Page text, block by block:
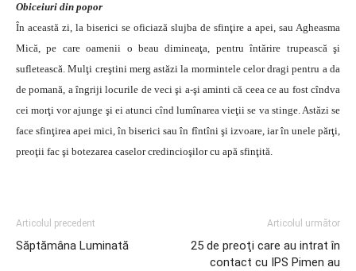
Obiceiuri din popor
În această zi, la biserici se oficiază slujba de sfinţire a apei, sau Agheasma
Mică, pe care oamenii o beau dimineaţa, pentru întărire trupească şi
sufletească. Mulţi creştini merg astăzi la mormintele celor dragi pentru a da
de pomană, a îngriji locurile de veci şi a-şi aminti că ceea ce au fost cîndva
cei morţi vor ajunge şi ei atunci cînd lumînarea vieţii se va stinge. Astăzi se
face sfinţirea apei mici, în biserici sau în fîntîni şi izvoare, iar în unele părţi,
preoţii fac şi botezarea caselor credincioşilor cu apă sfinţită.
Articolul precedent
Săptămâna Luminată
Articolul următor
25 de preoţi care au intrat în
contact cu IPS Pimen au